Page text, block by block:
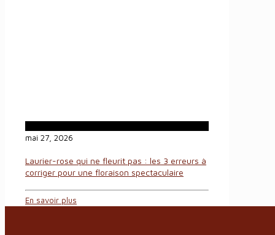
mai 27, 2026
Laurier-rose qui ne fleurit pas : les 3 erreurs à
corriger pour une floraison spectaculaire
En savoir plus